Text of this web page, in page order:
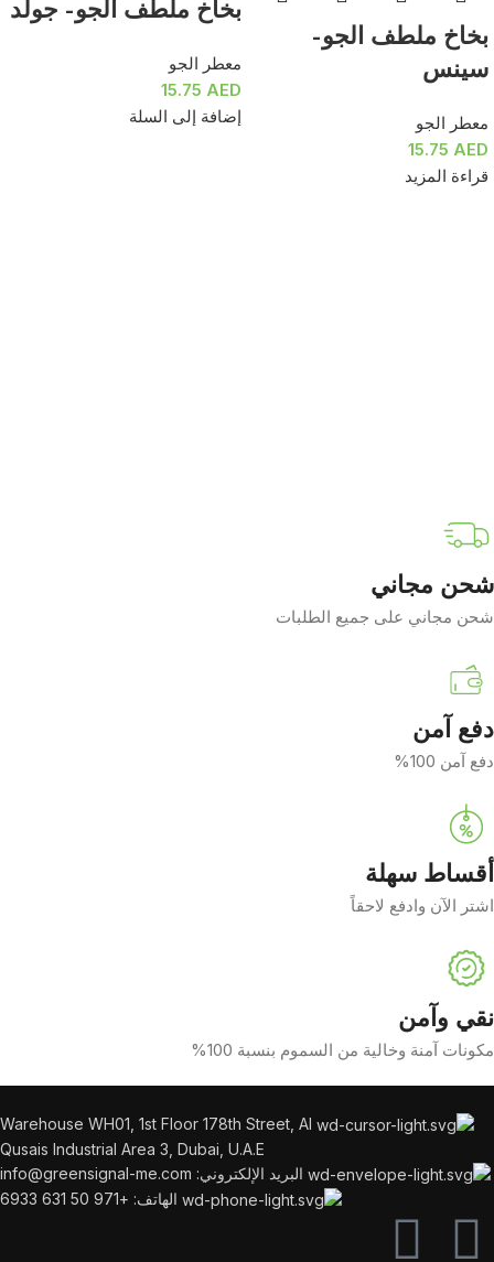
بخاخ ملطف الجو-
سينس
معطر الجو
15.75 AED
قراءة المزيد
بخاخ ملطف الجو- جولد
معطر الجو
15.75 AED
إضافة إلى السلة
شحن مجاني
شحن مجاني على جميع الطلبات
دفع آمن
دفع آمن 100%
أقساط سهلة
اشتر الآن وادفع لاحقاً
نقي وآمن
مكونات آمنة وخالية من السموم بنسبة 100%
Warehouse WH01, 1st Floor 178th Street, Al
Qusais Industrial Area 3, Dubai, U.A.E
البريد الإلكتروني: info@greensignal-me.com
الهاتف: +971 50 631 6933